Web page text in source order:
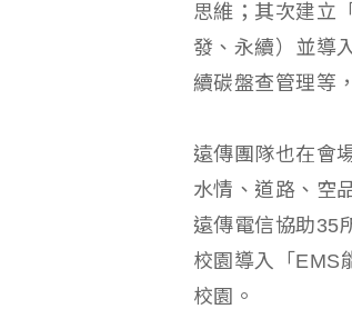
思維；其次建立
發、永續）並導
續碳盤查管理等
遠傳團隊也在會
水情、道路、空
遠傳電信協助35
校園導入「EMS
校園。